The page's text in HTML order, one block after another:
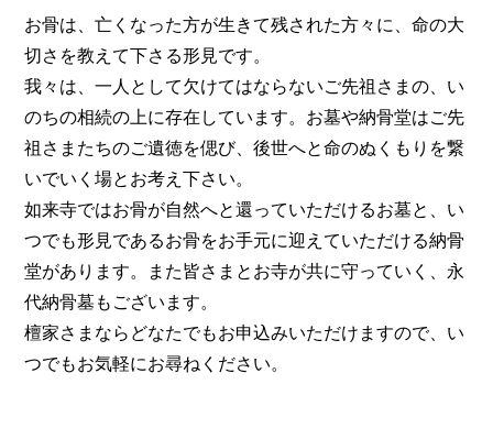
お骨は、亡くなった方が生きて残された方々に、命の大
切さを教えて下さる形見です。
我々は、一人として欠けてはならないご先祖さまの、い
のちの相続の上に存在しています。 お墓や納骨堂はご先
祖さまたちのご遺徳を偲び、後世へと命のぬくもりを繋
いでいく場とお考え下さい。
如来寺ではお骨が自然へと還っていただけるお墓と、い
つでも形見であるお骨をお手元に迎えていただける納骨
堂があります。
また皆さまとお寺が共に守っていく、永
代納骨墓もございます。
檀家さまならどなたでもお申込みいただけますので、い
つでもお気軽にお尋ねください。